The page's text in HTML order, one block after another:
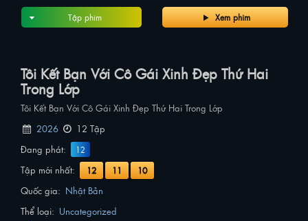
Xem phim
Tập phim
Tôi Kết Bạn Với Cô Gái Xinh Đẹp Thứ Hai
Trong Lớp
Tôi Kết Bạn Với Cô Gái Xinh Đẹp Thứ Hai Trong Lớp
2026
12 Tập
Đang phát:
12
Tập mới nhất: 12 11 10
Quốc gia: Nhật Bản
Thể loại: Uncategorized